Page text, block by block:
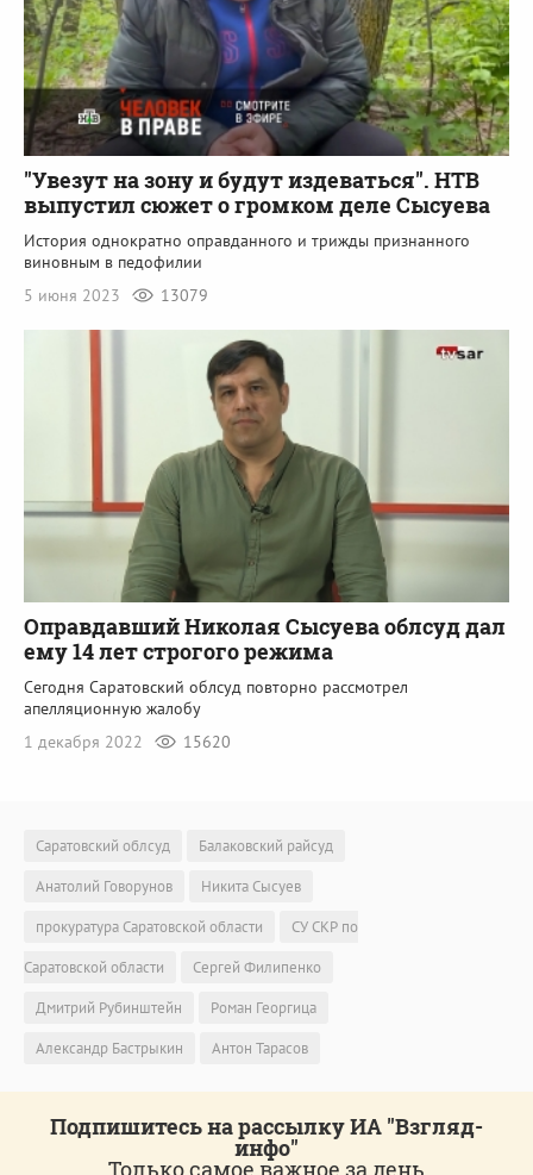
"Увезут на зону и будут издеваться". НТВ
выпустил сюжет о громком деле Сысуева
История однократно оправданного и трижды признанного
виновным в педофилии
5 июня 2023
13079
Оправдавший Николая Сысуева облсуд дал
ему 14 лет строгого режима
Сегодня Саратовский облсуд повторно рассмотрел
апелляционную жалобу
1 декабря 2022
15620
Саратовский облсуд
Балаковский райсуд
Анатолий Говорунов
Никита Сысуев
прокуратура Саратовской области
СУ СКР по
Саратовской области
Сергей Филипенко
Дмитрий Рубинштейн
Роман Георгица
Александр Бастрыкин
Антон Тарасов
Подпишитесь на рассылку ИА "Взгляд-
инфо"
Только самое важное за день